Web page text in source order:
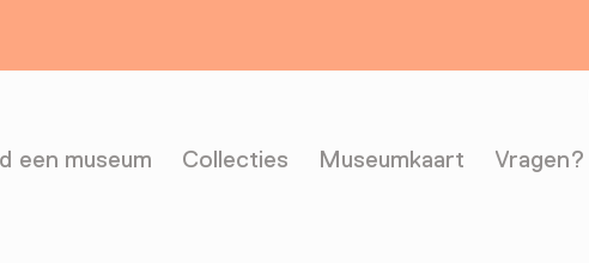
een museum Collecties Museumkaart Vragen?